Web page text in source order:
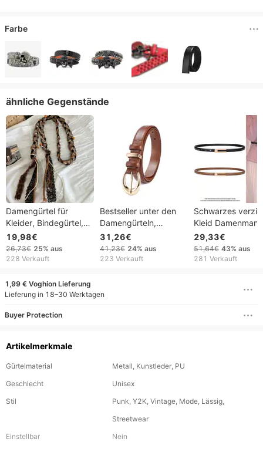
Farbe
ähnliche Gegenstände
Damengürtel für
Kleider, Bindegürtel,
gewebter
Baumwollgürtel im
Ethno-Stil (2025),
Knotengürtel, Vintage,
vielseitig
19,98€
26,73€ 25% aus
228 Verkauft
Bestseller unter den
Damengürteln,
schlichte
Dornschließe, vielseitig
einsetzbar für
Kunstledergürtel für
Damen.
31,26€
41,23€ 24% aus
223 Verkauft
Schwarzes
Kleid
Echtlederrock
Taillenformung
Vielseitiger
29,33€
51,64€ 43% aus
281 Verkauft
1,99 € Voghion Lieferung
Lieferung in 18–30 Werktagen
Buyer Protection
Artikelmerkmale
Gürtelmaterial
Metall, Kunstleder, PU
Geschlecht
Unisex
Stil
Punk, Y2K, Vintage, Mode, Lässig,
Streetwear
Einstellbar
Nein